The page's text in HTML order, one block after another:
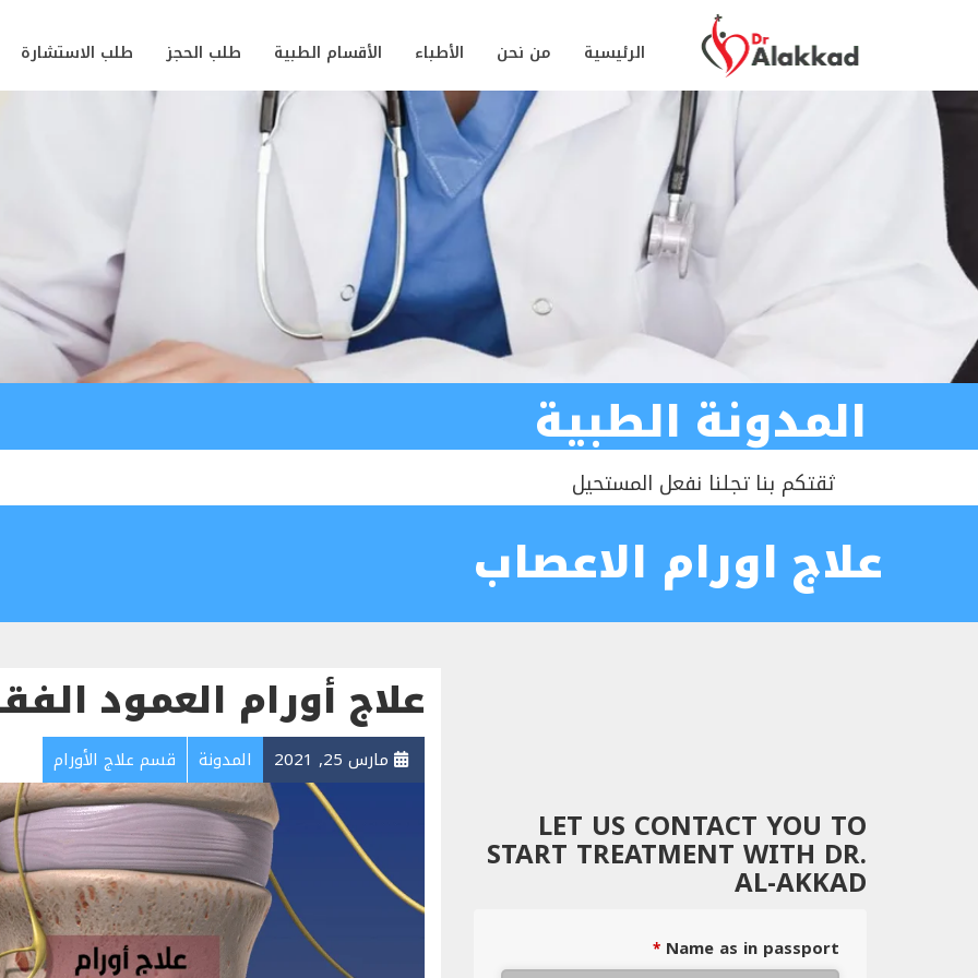
الرئيسية من نحن الأطباء الأقسام الطبية طلب الحجز طلب الاستشارة
المدونة الطبية
ثقتكم بنا تجلنا نفعل المستحيل
علاج اورام الاعصاب
علاج أورام العمود
مارس 25, 2021 المدونة قسم علاج الأورام
LET US CONTACT YOU TO
START TREATMENT WITH DR.
AL-AKKAD
Name as in passport
*